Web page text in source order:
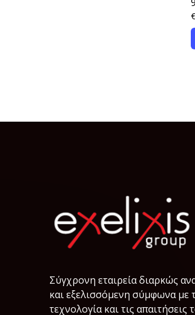
€
Σύγχρονη εταιρεία διαρκώς
και εξελισσόμενη σύμφωνα µε
τεχνολογία και τις